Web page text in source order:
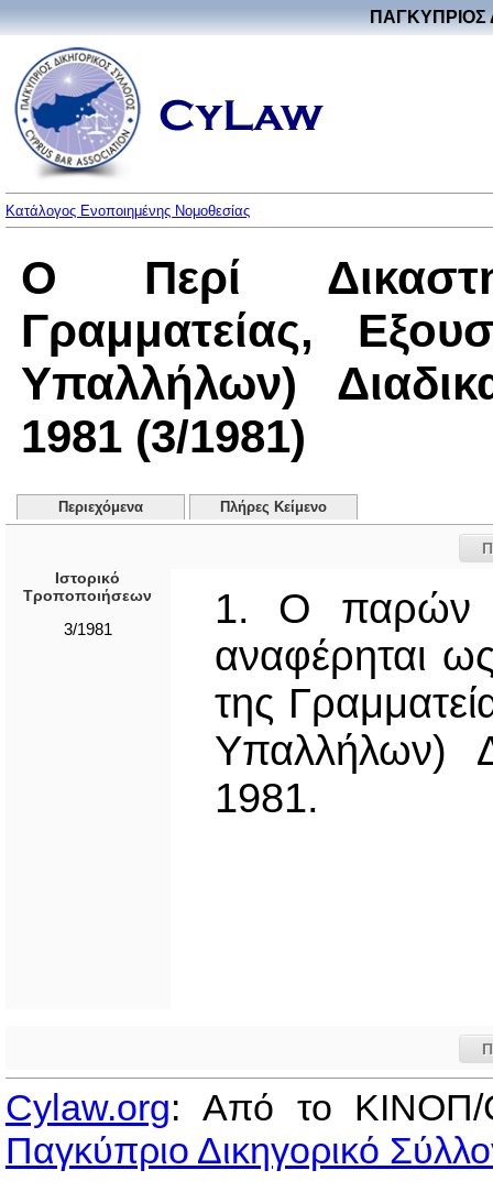
ΠΑΓΚΥΠΡΙΟΣ
Κατάλογος Ενοποιημένης Νομοθεσίας
Ο Περί
Γραμματείας,
Υπαλλήλων)
1981 (3/1981)
Περιεχόμενα Πλήρες Κείμενο
Ιστορικό
Τροποποιήσεων
3/1981
1. Ο παρών
αναφέρηται
της
Υπαλλήλων)
1981.
Cylaw.org: Από το
Παγκύπριο Δικηγορικό